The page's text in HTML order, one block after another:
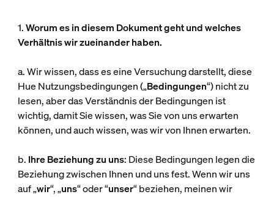
1.Worum es in diesem Dokument geht und welches
Verhältnis wir zueinander haben.
a. Wir wissen, dass es eine Versuchung darstellt, diese
Hue Nutzungsbedingungen („Bedingungen“) nicht zu
lesen, aber das Verständnis der Bedingungen ist
wichtig, damit Sie wissen, was Sie von uns erwarten
können, und auch wissen, was wir von Ihnen erwarten.
b. Ihre Beziehung zu uns: Diese Bedingungen legen die
Beziehung zwischen Ihnen und uns fest. Wenn wir uns
auf „wir“, „uns“ oder “unser“ beziehen, meinen wir